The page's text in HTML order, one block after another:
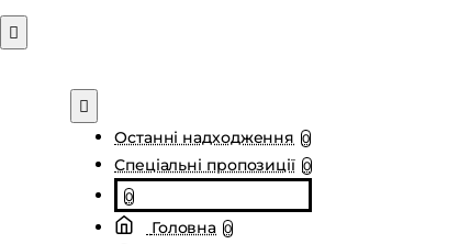
Останні надходження 0
Спеціальні пропозиції 0
0
Головна 0